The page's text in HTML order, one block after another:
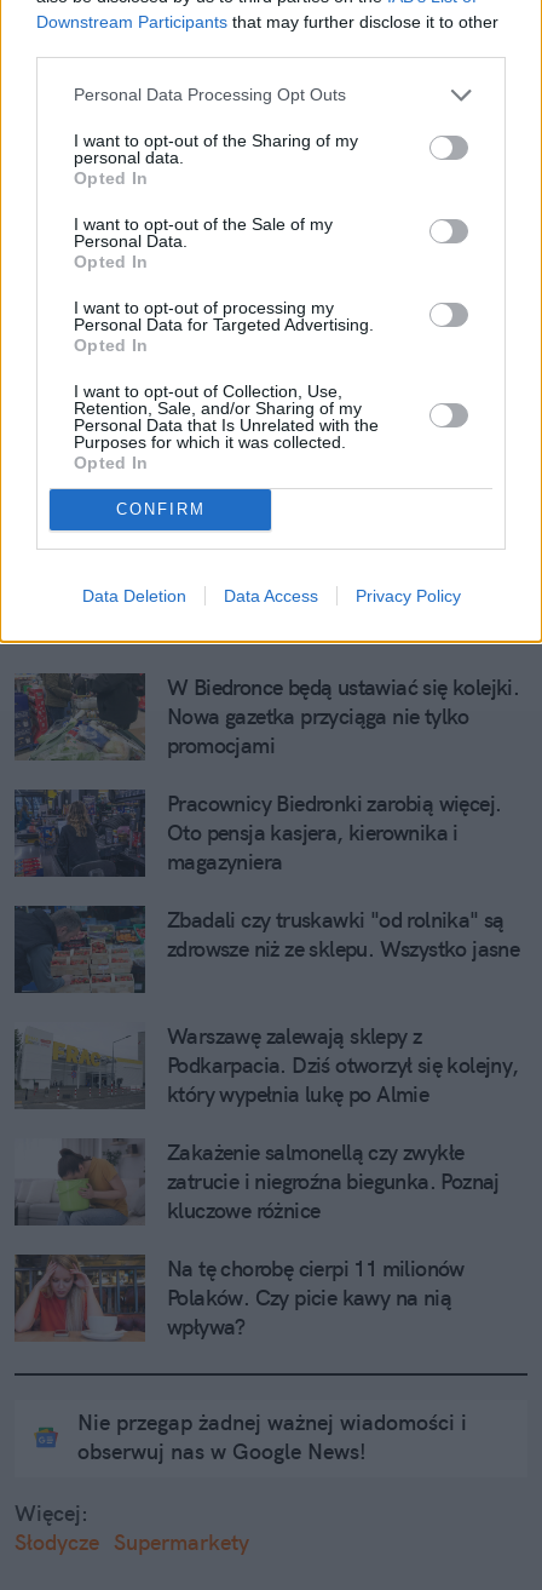
Downstream Participants that may further disclose it to other
Personal Data Processing Opt Outs
I want to opt-out of the Sharing of my
personal data.
Opted In
I want to opt-out of the Sale of my
Personal Data.
Opted In
I want to opt-out of processing my
Personal Data for Targeted Advertising.
Opted In
I want to opt-out of Collection, Use,
Retention, Sale, and/or Sharing of my
Personal Data that Is Unrelated with the
Purposes for which it was collected.
Opted In
CONFIRM
Data Deletion Data Access Privacy Policy
kierunek:GÓRY #4
Pełna lista wycofanych produktów znajduje się na
stronie internetowej Głównego Inspektoratu
Sanitarnego.
Zobacz także
W Biedronce będą ustawiać się kolejki.
Nowa gazetka przyciąga nie tylko
promocjami
Pracownicy Biedronki zarobią więcej.
Oto pensja kasjera, kierownika i
magazyniera
Zbadali czy truskawki "od rolnika" są
zdrowsze niż ze sklepu. Wszystko jasne
Warszawę zalewają sklepy z
Podkarpacia. Dziś otworzył się kolejny,
który wypełnia lukę po Almie
Zakażenie salmonellą czy zwykłe
zatrucie i niegroźna biegunka. Poznaj
kluczowe różnice
Na tę chorobę cierpi 11 milionów
Polaków. Czy picie kawy na nią
wpływa?
Nie przegap żadnej ważnej wiadomości i
obserwuj nas w Google News!
Więcej:
Słodycze Supermarkety